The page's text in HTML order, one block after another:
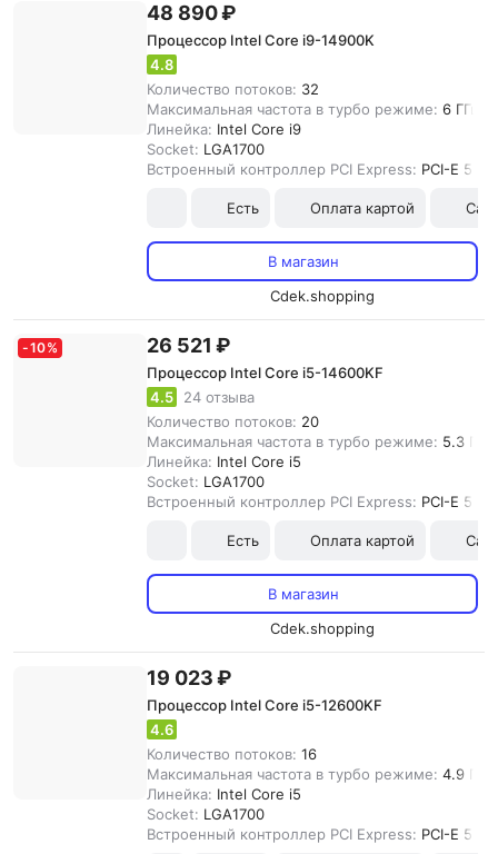
48 890 ₽
Процессор Intel Core i9-14900K
4.8
Количество потоков: 32
Максимальная частота в турбо режиме: 6 ГГц
Линейка: Intel Core i9
Socket: LGA1700
Встроенный контроллер PCI Express: PCI-E 5.0
Есть Оплата картой
В магазин
Cdek.shopping
-10% 26 521 ₽
Процессор Intel Core i5-14600KF
4.5
24 отзыва
Количество потоков: 20
Максимальная частота в турбо режиме: 5.3 ГГц
Линейка: Intel Core i5
Socket: LGA1700
Встроенный контроллер PCI Express: PCI-E 5.0
Есть Оплата картой
В магазин
Cdek.shopping
19 023 ₽
Процессор Intel Core i5-12600KF
4.6
Количество потоков: 16
Максимальная частота в турбо режиме: 4.9 ГГц
Линейка: Intel Core i5
Socket: LGA1700
Встроенный контроллер PCI Express: PCI-E 5.0